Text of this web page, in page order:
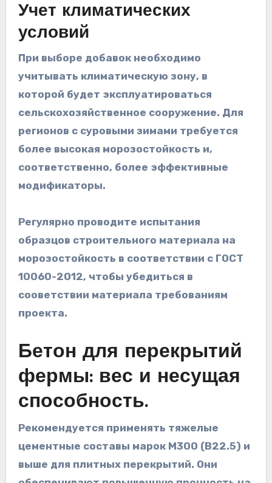
Учет климатических
условий
При выборе добавок необходимо
учитывать климатическую зону, в
которой будет эксплуатироваться
сельскохозяйственное сооружение. Для
регионов с суровыми зимами требуется
более высокая морозостойкость и,
соответственно, более эффективные
модификаторы.
Регулярно проводите испытания
образцов строительного материала на
морозостойкость в соответствии с ГОСТ
10060-2012, чтобы убедиться в
сооветствии материала требованиям
проекта.
Бетон для перекрытий
фермы: вес и несущая
способность.
Рекомендуется применять тяжелые
цементные составы марок M300 (B22.5) и
выше для плитных перекрытий. Они